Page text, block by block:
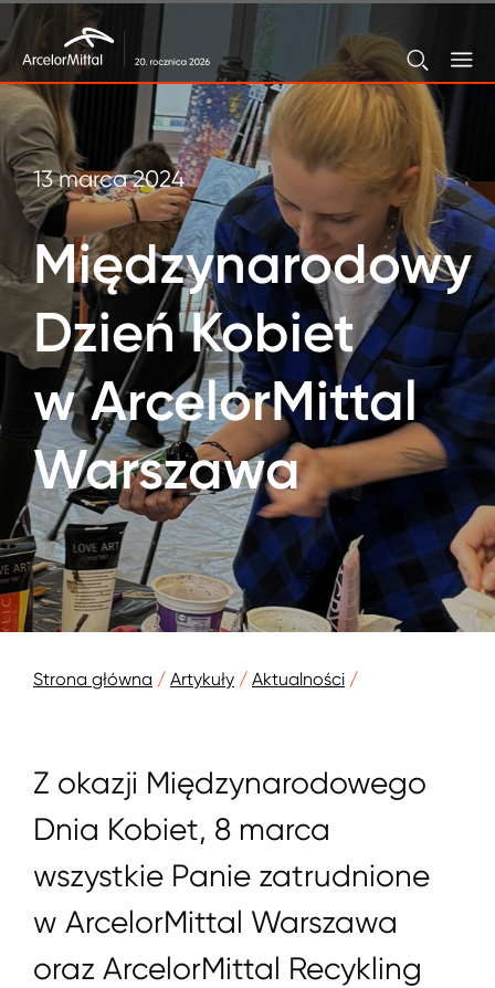
13 marca 2024
Międzynarodowy
Dzień Kobiet
w ArcelorMittal
Warszawa
Strona główna / Artykuły / Aktualności /
Z okazji Międzynarodowego
Dnia Kobiet, 8 marca
wszystkie Panie zatrudnione
w ArcelorMittal Warszawa
oraz ArcelorMittal Recykling